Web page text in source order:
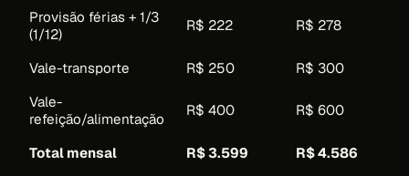
Provisão férias + 1/3
(1/12)
R$ 222 R$ 278
Vale-transporte R$ 250
R$ 300
Vale-
refeição/alimentação
R$ 400 R$ 600
Total mensal R$ 3.599
R$ 4.586